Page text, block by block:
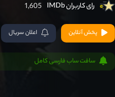
رای کاربران IMDb 1,605
پخش آنلاین اعلان سریال
سافت ساب فارسی کامل